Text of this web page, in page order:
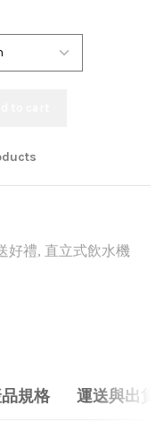
好禮, 直立式飲水機
規格 運送與出貨